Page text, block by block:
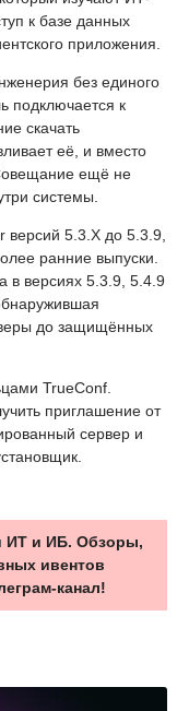
к базе данных
приложения.
без единого
подключается к
скачать
её, и вместо
ещё не
системы.
5.3.X до 5.3.9,
ранние выпуски.
в версиях 5.3.9, 5.4.9
до защищённых
TrueConf.
приглашение от
сервер и
ИТ и ИБ. Обзоры,
ивентов
канал!